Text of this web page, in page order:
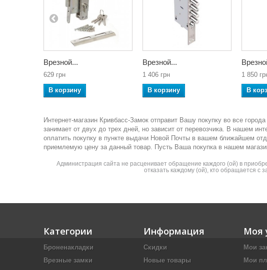
Врезной...
629 грн
В корзину
Врезной...
1 406 грн
В корзину
1 850
В
Интернет-магазин Кривбасс-Замок отправит Вашу покупку во все
занимает от двух до трех дней, но зависит от перевозчика. В нашем
оплатить покупку в пункте выдачи Новой Почты в вашем ближайшем
приемлемую цену за данный товар. Пусть Ваша покупка в нашем
Администрация сайта не расценивает обращение каждого (ой) в
отказать каждому (ой), кто обращается с
Категории
Броненакладки
Врезные замки
Информация
Скидки
Новые товары
Моя
Мои
Мои